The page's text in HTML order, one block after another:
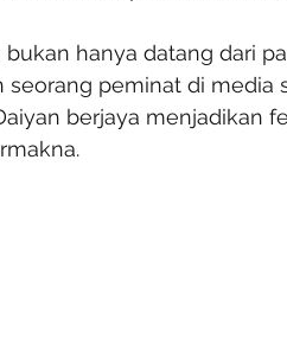
bukan hanya datang dari
seorang peminat di
berjaya menjadikan